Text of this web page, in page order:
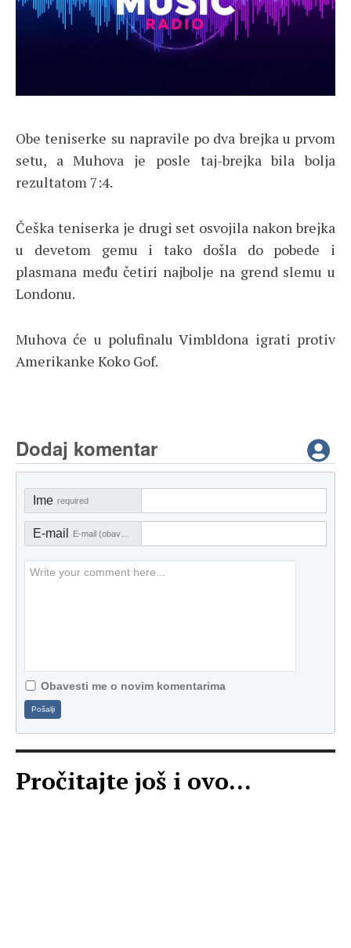
Obe teniserke su napravile po dva brejka u prvom
setu, a Muhova je posle taj-brejka bila bolja
rezultatom 7:4.
Češka teniserka je drugi set osvojila nakon brejka
u devetom gemu i tako došla do pobede i
plasmana među četiri najbolje na grend slemu u
Londonu.
Muhova će u polufinalu Vimbldona igrati protiv
Amerikanke Koko Gof.
Dodaj komentar
Ime required
E-mail
Obavesti me o novim komentarima
Pošalji
Pročitajte još i ovo...